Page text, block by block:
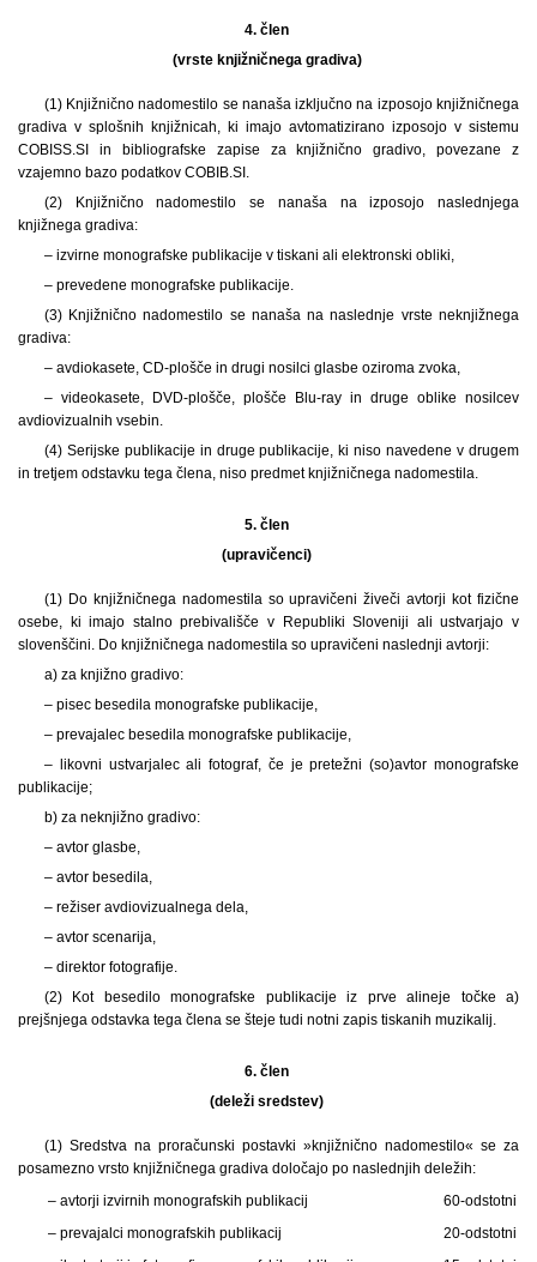
4. člen
(vrste knjižničnega gradiva)
(1) Knjižnično nadomestilo se nanaša izključno na izposojo knjižničnega
gradiva v splošnih knjižnicah, ki imajo avtomatizirano izposojo v sistemu
COBISS.SI in bibliografske zapise za knjižnično gradivo, povezane z
vzajemno bazo podatkov COBIB.SI.
(2) Knjižnično nadomestilo se nanaša na izposojo naslednjega
knjižnega gradiva:
– izvirne monografske publikacije v tiskani ali elektronski obliki,
– prevedene monografske publikacije.
(3) Knjižnično nadomestilo se nanaša na naslednje vrste neknjižnega
gradiva:
– avdiokasete, CD-plošče in drugi nosilci glasbe oziroma zvoka,
– videokasete, DVD-plošče, plošče Blu-ray in druge oblike nosilcev
avdiovizualnih vsebin.
(4) Serijske publikacije in druge publikacije, ki niso navedene v drugem
in tretjem odstavku tega člena, niso predmet knjižničnega nadomestila.
5. člen
(upravičenci)
(1) Do knjižničnega nadomestila so upravičeni živeči avtorji kot fizične
osebe, ki imajo stalno prebivališče v Republiki Sloveniji ali ustvarjajo v
slovenščini. Do knjižničnega nadomestila so upravičeni naslednji avtorji:
a) za knjižno gradivo:
– pisec besedila monografske publikacije,
– prevajalec besedila monografske publikacije,
– likovni ustvarjalec ali fotograf, če je pretežni (so)avtor monografske
publikacije;
b) za neknjižno gradivo:
– avtor glasbe,
– avtor besedila,
– režiser avdiovizualnega dela,
– avtor scenarija,
– direktor fotografije.
(2) Kot besedilo monografske publikacije iz prve alineje točke a)
prejšnjega odstavka tega člena se šteje tudi notni zapis tiskanih muzikalij.
6. člen
(deleži sredstev)
(1) Sredstva na proračunski postavki »knjižnično nadomestilo« se za
posamezno vrsto knjižničnega gradiva določajo po naslednjih deležih:
– avtorji izvirnih monografskih publikacij
60-odstotni
– prevajalci monografskih publikacij
20-odstotni